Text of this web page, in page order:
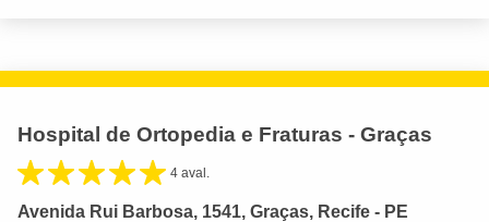
Hospital de Ortopedia e Fraturas - Graças
4 aval.
Avenida Rui Barbosa, 1541, Graças, Recife - PE